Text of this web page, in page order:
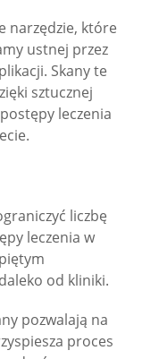
narzędzie, które
ustnej przez
Skany te
sztucznej
leczenia
liczbę
leczenia w
od kliniki.
pozwalają na
proces